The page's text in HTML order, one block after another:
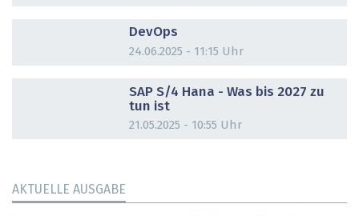
DevOps
24.06.2025 - 11:15 Uhr
SAP S/4 Hana - Was bis 2027 zu
tun ist
21.05.2025 - 10:55 Uhr
AKTUELLE AUSGABE